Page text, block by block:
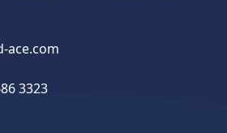
ace.com
3323